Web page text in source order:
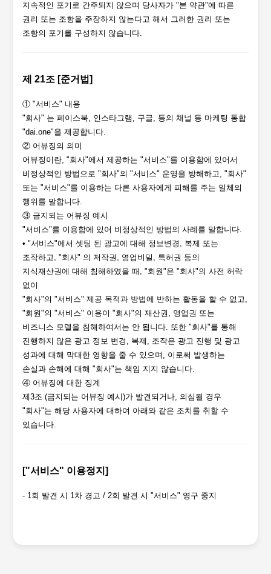
지속적인 포기로 간주되지 않으며 당사자가 "본 약관"에 따른
권리 또는 조항을 주장하지 않는다고 해서 그러한 권리 또는
조항의 포기를 구성하지 않습니다.
제 21조 [준거법]
① "서비스" 내용
"회사" 는 페이스북, 인스타그램, 구글, 등의 채널 등 마케팅 통합
"dai.one"을 제공합니다.
② 어뷰징의 의미
어뷰징이란, "회사"에서 제공하는 "서비스"를 이용함에 있어서
비정상적인 방법으로 "회사"의 "서비스" 운영을 방해하고, "회사"
또는 "서비스"를 이용하는 다른 사용자에게 피해를 주는 일체의
행위를 말합니다.
③ 금지되는 어뷰징 예시
"서비스"를 이용함에 있어 비정상적인 방법의 사례를 말합니다.
• "서비스"에서 셋팅 된 광고에 대해 정보변경, 복제 또는
조작하고, "회사" 의 저작권, 영업비밀, 특허권 등의
지식재산권에 대해 침해하였을 때, "회원"은 "회사"의 사전 허락
없이
"회사"의 "서비스" 제공 목적과 방법에 반하는 활동을 할 수 없고,
"회원"의 "서비스" 이용이 "회사"의 재산권, 영업권 또는
비즈니스 모델을 침해하여서는 안 됩니다. 또한 "회사"를 통해
진행하지 않은 광고 정보 변경, 복제, 조작은 광고 진행 및 광고
성과에 대해 막대한 영향을 줄 수 있으며, 이로써 발생하는
손실과 손해에 대해 "회사"는 책임 지지 않습니다.
④ 어뷰징에 대한 징계
제3조 (금지되는 어뷰징 예시)가 발견되거나, 의심될 경우
"회사"는 해당 사용자에 대하여 아래와 같은 조치를 취할 수
있습니다.
["서비스" 이용정지]
- 1회 발견 시 1차 경고 / 2회 발견 시 "서비스" 영구 중지